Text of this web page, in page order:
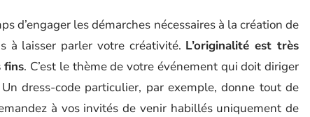
d’engager les démarches nécessaires à la création de
à laisser parler votre créativité. L’originalité est très
fins. C’est le thème de votre événement qui doit diriger
dress-code particulier, par exemple, donne tout de
à vos invités de venir habillés uniquement de